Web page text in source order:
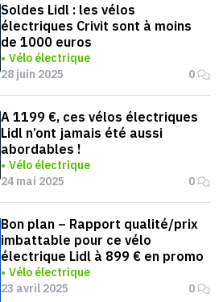
Soldes Lidl : les vélos
électriques Crivit sont à moins
de 1000 euros
Vélo électrique
28 juin 2025
0
A 1199 €, ces vélos électriques
Lidl n’ont jamais été aussi
abordables !
Vélo électrique
24 mai 2025
0
Bon plan – Rapport qualité/prix
imbattable pour ce vélo
électrique Lidl à 899 € en promo
Vélo électrique
23 avril 2025
0